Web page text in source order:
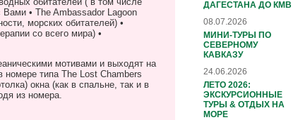
Вами • The Ambassador Lagoon
морских обитателей) •
со всего мира) •
мотивами и выходят на
номере типа The Lost Chambers
окна (как в спальне, так и в
из номера.
ДАГЕСТАНА ДО КМВ
08.07.2026
МИНИ-ТУРЫ ПО
СЕВЕРНОМУ
КАВКАЗУ
24.06.2026
ЛЕТО 2026:
ЭКСКУРСИОННЫЕ
ТУРЫ & ОТДЫХ НА
МОРЕ